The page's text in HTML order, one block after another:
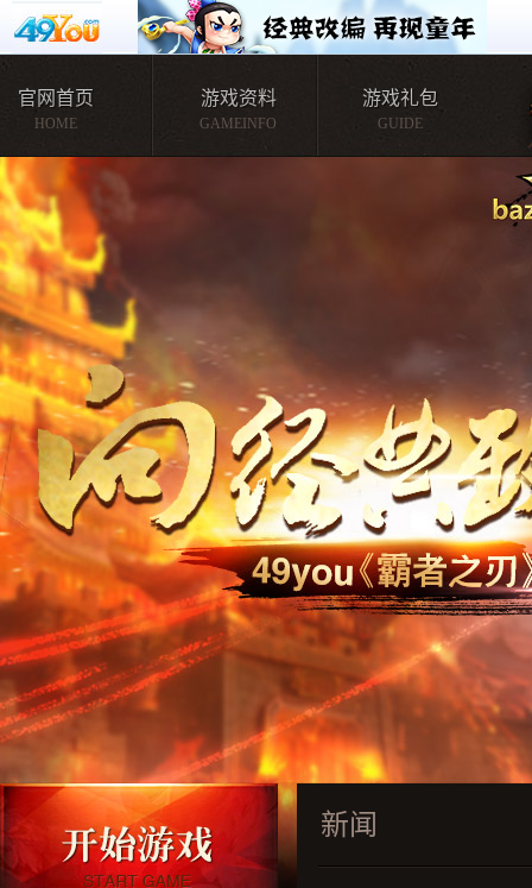
官网首页
HOME
游戏资料
GAMEINFO
游戏礼包
GUIDE
新闻